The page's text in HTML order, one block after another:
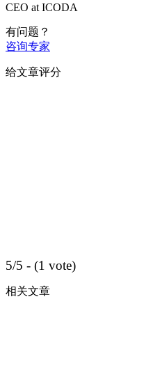
CEO at ICODA
有问题？
咨询专家
给文章评分
5/5 - (1 vote)
相关文章